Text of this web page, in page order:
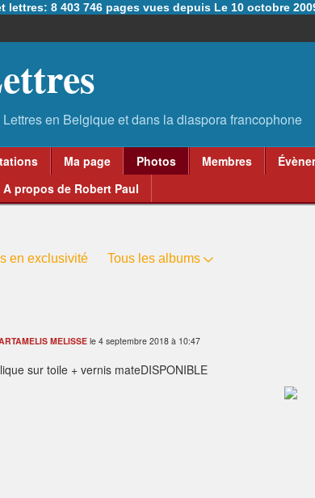
8 403 746 pages vues depuis Le 10 octobre
Ma page Photos Membres
A propos de Robert Paul
en exclusivité Tous les albums
MELISSE le 4 septembre 2018 à 10:47
sur toile + vernis mateDISPONIBLE